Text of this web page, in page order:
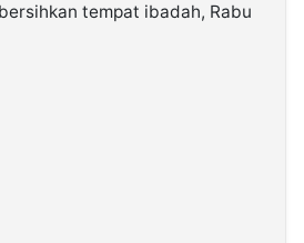
tempat ibadah, Rabu